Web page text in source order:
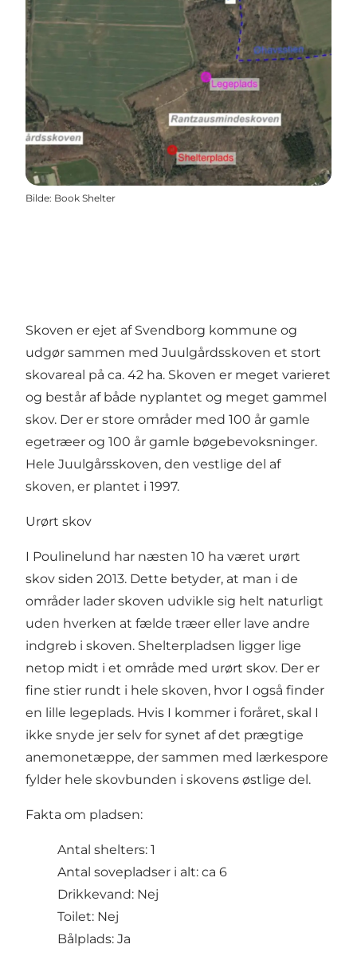
Bilde: Book Shelter
Skoven er ejet af Svendborg kommune og
udgør sammen med Juulgårdsskoven et stort
skovareal på ca. 42 ha. Skoven er meget varieret
og består af både nyplantet og meget gammel
skov. Der er store områder med 100 år gamle
egetræer og 100 år gamle bøgebevoksninger.
Hele Juulgårsskoven, den vestlige del af
skoven, er plantet i 1997.
Urørt skov
I Poulinelund har næsten 10 ha været urørt
skov siden 2013. Dette betyder, at man i de
områder lader skoven udvikle sig helt naturligt
uden hverken at fælde træer eller lave andre
indgreb i skoven. Shelterpladsen ligger lige
netop midt i et område med urørt skov. Der er
fine stier rundt i hele skoven, hvor I også finder
en lille legeplads. Hvis I kommer i foråret, skal I
ikke snyde jer selv for synet af det prægtige
anemonetæppe, der sammen med lærkespore
fylder hele skovbunden i skovens østlige del.
Fakta om pladsen:
Antal shelters: 1
Antal sovepladser i alt: ca 6
Drikkevand: Nej
Toilet: Nej
Bålplads: Ja